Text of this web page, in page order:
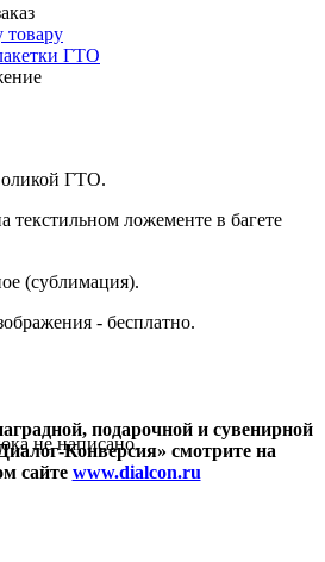
товару
ГТО
ГТО.
ложементе в багете
(сублимация).
- бесплатно.
не написано.
подарочной и сувенирной
Конверсия» смотрите на
сайте www.dialcon.ru